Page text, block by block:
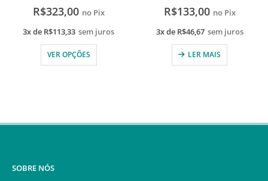
R$323,00 no Pix
3x de R$113,33 sem juros
VER OPÇÕES
R$133,00 no Pix
3x de R$46,67 sem juros
LER MAIS
SOBRE NÓS